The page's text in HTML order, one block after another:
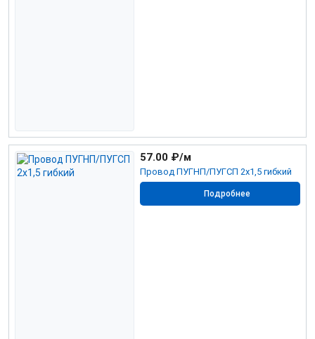
Провод ПУГНП/ПУГСП 2х1,5 гибкий
57.00 ₽/м
Подробнее